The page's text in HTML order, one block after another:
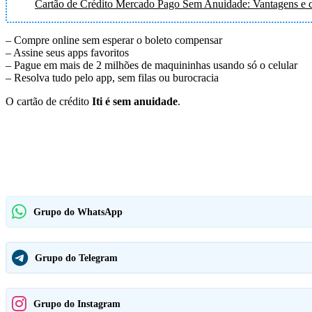
Cartão de Crédito Mercado Pago Sem Anuidade: Vantagens e
– Compre online sem esperar o boleto compensar
– Assine seus apps favoritos
– Pague em mais de 2 milhões de maquininhas usando só o celular
– Resolva tudo pelo app, sem filas ou burocracia
O cartão de crédito Iti é sem anuidade.
Grupo do WhatsApp
Grupo do Telegram
Grupo do Instagram